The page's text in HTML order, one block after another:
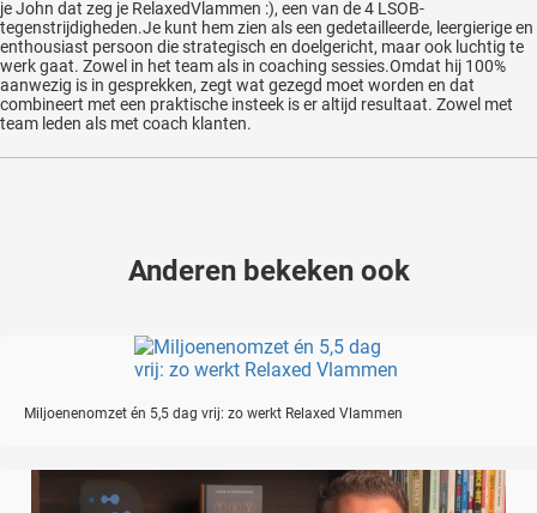
je John dat zeg je RelaxedVlammen :), een van de 4 LSOB-
tegenstrijdigheden.Je kunt hem zien als een gedetailleerde, leergierige en
enthousiast persoon die strategisch en doelgericht, maar ook luchtig te
werk gaat. Zowel in het team als in coaching sessies.Omdat hij 100%
aanwezig is in gesprekken, zegt wat gezegd moet worden en dat
combineert met een praktische insteek is er altijd resultaat. Zowel met
team leden als met coach klanten.
Anderen bekeken ook
Miljoenenomzet én 5,5 dag vrij: zo werkt Relaxed Vlammen